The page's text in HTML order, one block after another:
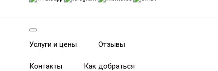
Услуги и цены Отзывы
Контакты Как добраться